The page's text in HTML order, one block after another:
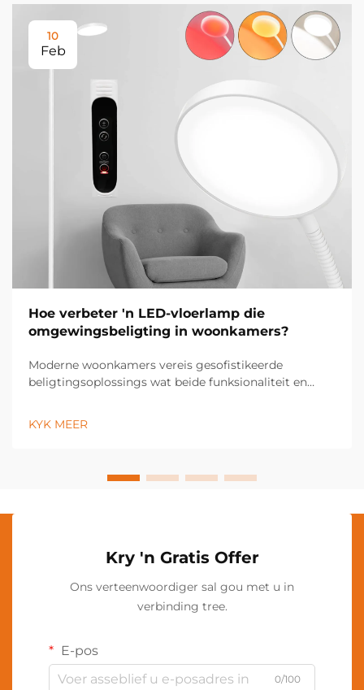
10
Feb
Hoe verbeter 'n LED-vloerlamp die
omgewingsbeligting in woonkamers?
Moderne woonkamers vereis gesofistikeerde
beligtingsoplossings wat beide funksionaliteit en
atmosfeer van enige ruimte deur sy energie-
KYK MEER
Kry 'n Gratis Offer
Ons verteenwoordiger sal gou met u in
verbinding tree.
E-pos
0/100